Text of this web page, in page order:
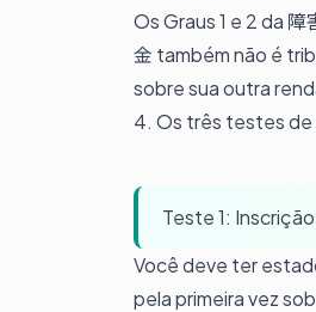
Os Graus 1 e 2 da
金 também não é
sobre sua outra
4. Os três testes de
Teste 1:
Você deve ter
pela primeira vez